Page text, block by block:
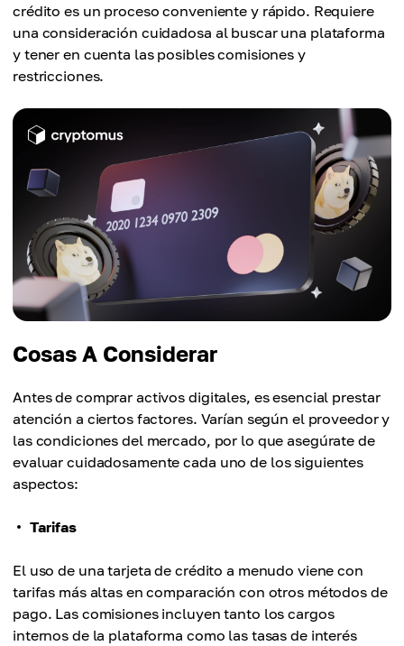
crédito es un proceso conveniente y rápido. Requiere
una consideración cuidadosa al buscar una plataforma
y tener en cuenta las posibles comisiones y
restricciones.
Cosas A Considerar
Antes de comprar activos digitales, es esencial prestar
atención a ciertos factores. Varían según el proveedor y
las condiciones del mercado, por lo que asegúrate de
evaluar cuidadosamente cada uno de los siguientes
aspectos:
Tarifas
El uso de una tarjeta de crédito a menudo viene con
tarifas más altas en comparación con otros métodos de
pago. Las comisiones incluyen tanto los cargos
internos de la plataforma como las tasas de interés